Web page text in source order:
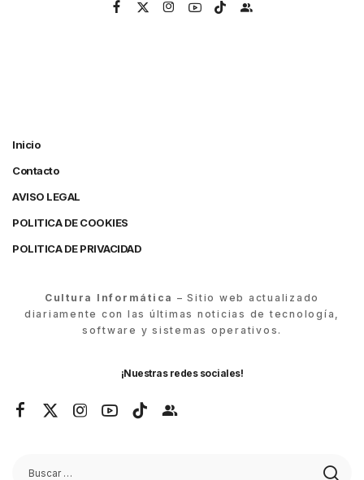
Inicio
Contacto
AVISO LEGAL
POLITICA DE COOKIES
POLITICA DE PRIVACIDAD
Cultura Informática – Sitio web actualizado
diariamente con las últimas noticias de tecnología,
software y sistemas operativos.
¡Nuestras redes sociales!